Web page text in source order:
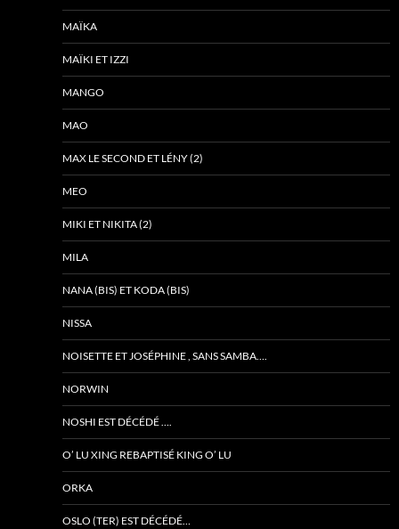
MAÏKA
MAÏKI ET IZZI
MANGO
MAO
MAX LE SECOND ET LÉNY (2)
MEO
MIKI ET NIKITA (2)
MILA
NANA (BIS) ET KODA (BIS)
NISSA
NOISETTE ET JOSÉPHINE , SANS SAMBA….
NORWIN
NOSHI EST DÉCÉDÉ ….
O’ LU XING REBAPTISÉ KING O’ LU
ORKA
OSLO (TER) EST DÉCÉDÉ…